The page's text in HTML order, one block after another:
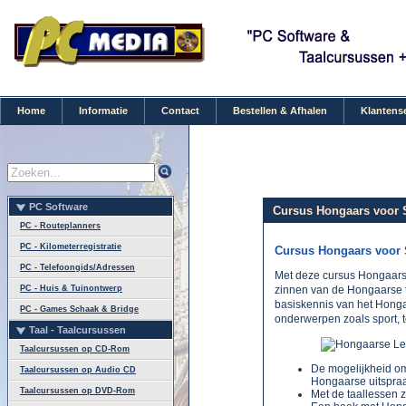
Home Informatie Contact Bestellen & Afhalen
PC Software
PC - Routeplanners
PC - Kilometerregistratie
PC - Telefoongids/Adressen
PC - Huis & Tuinontwerp
PC - Games Schaak & Bridge
Taal - Taalcursussen
Taalcursussen op CD-Rom
Taalcursussen op Audio CD
Taalcursussen op DVD-Rom
Cursus Hongaars voor
Cursus Hongaars voor
Met deze cursus
zinnen van de
basiskennis van het
onderwerpen zoals sport,
De mogelijkheid
Hongaarse
Met de taallessen